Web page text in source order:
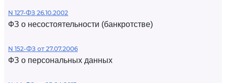
N 127-ФЗ 26.10.2002
ФЗ о несостоятельности (банкротстве)
N 152-ФЗ от 27.07.2006
ФЗ о персональных данных